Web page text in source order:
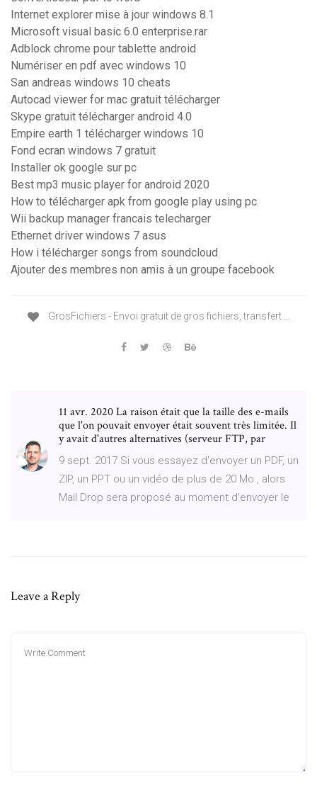
Internet explorer mise à jour windows 8.1
Microsoft visual basic 6.0 enterprise.rar
Adblock chrome pour tablette android
Numériser en pdf avec windows 10
San andreas windows 10 cheats
Autocad viewer for mac gratuit télécharger
Skype gratuit télécharger android 4.0
Empire earth 1 télécharger windows 10
Fond ecran windows 7 gratuit
Installer ok google sur pc
Best mp3 music player for android 2020
How to télécharger apk from google play using pc
Wii backup manager francais telecharger
Ethernet driver windows 7 asus
How i télécharger songs from soundcloud
Ajouter des membres non amis à un groupe facebook
GrosFichiers - Envoi gratuit de gros fichiers, transfert ...
11 avr. 2020 La raison était que la taille des e-mails
que l'on pouvait envoyer était souvent très limitée. Il
y avait d'autres alternatives (serveur FTP, par
9 sept. 2017 Si vous essayez d'envoyer un PDF, un
ZIP, un PPT ou un vidéo de plus de 20 Mo , alors
Mail Drop sera proposé au moment d'envoyer le
Leave a Reply